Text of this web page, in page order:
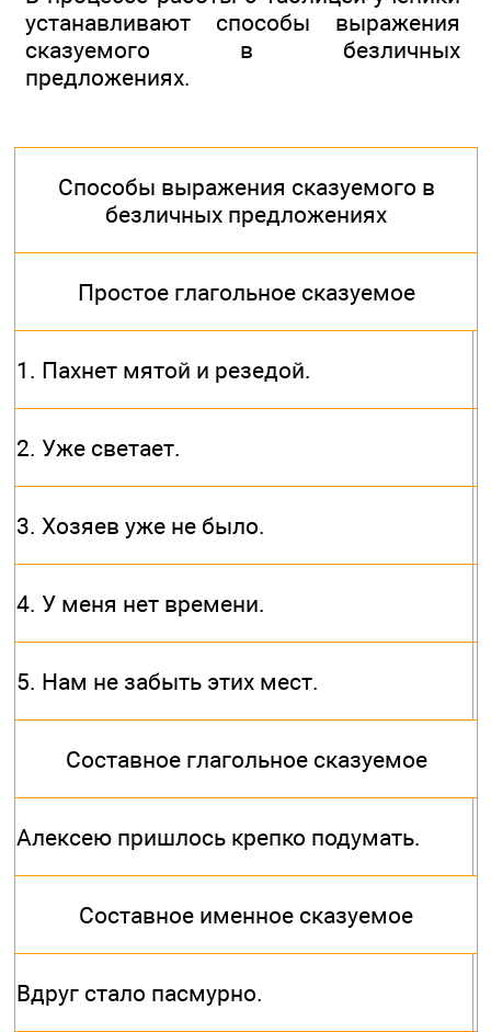
устанавливают способы выражения
сказуемого в безличных
предложениях.
Способы выражения сказуемого в
безличных предложениях
Простое глагольное сказуемое
1. Пахнет мятой и резедой.
2. Уже светает.
3. Хозяев уже не было.
4. У меня нет времени.
5. Нам не забыть этих мест.
Составное глагольное сказуемое
Алексею пришлось крепко подумать.
Составное именное сказуемое
Вдруг стало пасмурно.